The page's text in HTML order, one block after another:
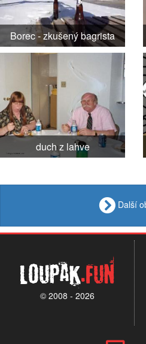
Borec - zkušený bagrista
duch z lahve
Další
Loupak.fun
© 2008 - 2026